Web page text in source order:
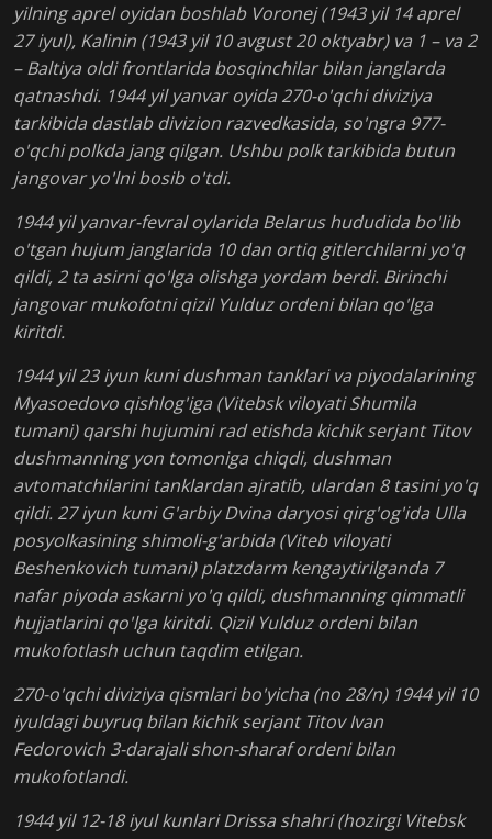
yilning aprel oyidan boshlab Voronej (1943 yil 14 aprel
27 iyul), Kalinin (1943 yil 10 avgust 20 oktyabr) va 1 – va 2
– Baltiya oldi frontlarida bosqinchilar bilan janglarda
qatnashdi. 1944 yil yanvar oyida 270-o'qchi diviziya
tarkibida dastlab divizion razvedkasida, so'ngra 977-
o'qchi polkda jang qilgan. Ushbu polk tarkibida butun
jangovar yo'lni bosib o'tdi.
1944 yil yanvar-fevral oylarida Belarus hududida bo'lib
o'tgan hujum janglarida 10 dan ortiq gitlerchilarni yo'q
qildi, 2 ta asirni qo'lga olishga yordam berdi. Birinchi
jangovar mukofotni qizil Yulduz ordeni bilan qo'lga
kiritdi.
1944 yil 23 iyun kuni dushman tanklari va piyodalarining
Myasoedovo qishlog'iga (Vitebsk viloyati Shumila
tumani) qarshi hujumini rad etishda kichik serjant Titov
dushmanning yon tomoniga chiqdi, dushman
avtomatchilarini tanklardan ajratib, ulardan 8 tasini yo'q
qildi. 27 iyun kuni G'arbiy Dvina daryosi qirg'og'ida Ulla
posyolkasining shimoli-g'arbida (Viteb viloyati
Beshenkovich tumani) platzdarm kengaytirilganda 7
nafar piyoda askarni yo'q qildi, dushmanning qimmatli
hujjatlarini qo'lga kiritdi. Qizil Yulduz ordeni bilan
mukofotlash uchun taqdim etilgan.
270-o'qchi diviziya qismlari bo'yicha (no 28/n) 1944 yil 10
iyuldagi buyruq bilan kichik serjant Titov Ivan
Fedorovich 3-darajali shon-sharaf ordeni bilan
mukofotlandi.
1944 yil 12-18 iyul kunlari Drissa shahri (hozirgi Vitebsk